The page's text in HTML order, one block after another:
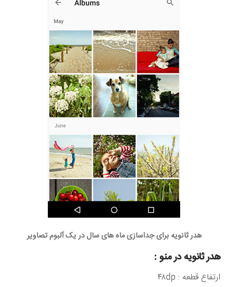
هدر ثانویه برای جداسازی ماه های سال در یک آلبوم تصاویر
هدر ثانویه در منو :
ارتفاع قطعه : ۴۸dp